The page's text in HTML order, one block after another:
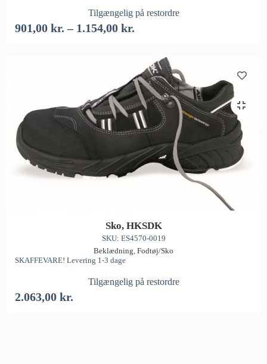
Tilgængelig på restordre
901,00 kr. – 1.154,00 kr.
Sko, HKSDK
SKU: ES4570-0019
Beklædning, Fodtøj/Sko
SKAFFEVARE! Levering 1-3 dage
Tilgængelig på restordre
2.063,00 kr.